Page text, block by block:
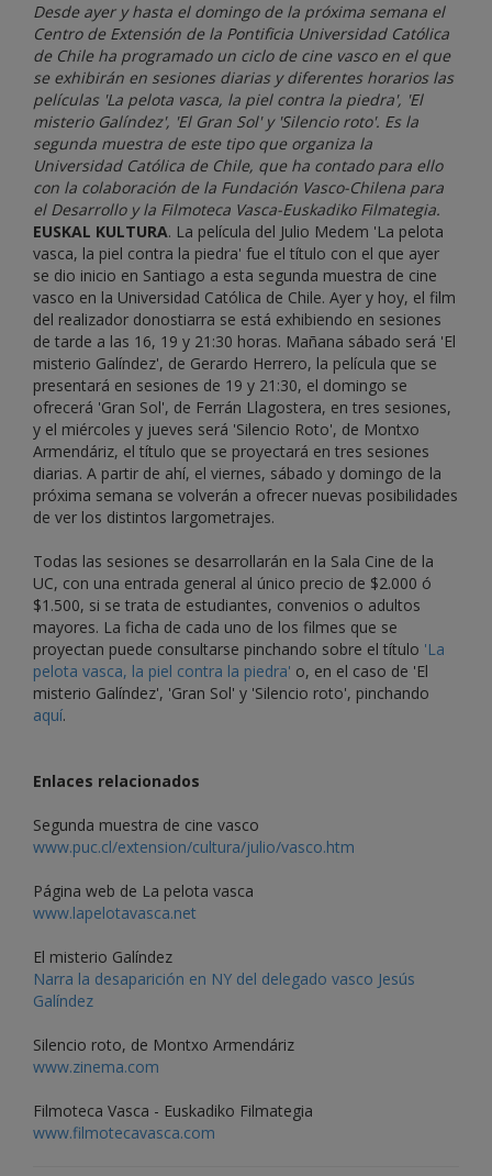
Desde ayer y hasta el domingo de la próxima semana el
Centro de Extensión de la Pontificia Universidad Católica
de Chile ha programado un ciclo de cine vasco en el que
se exhibirán en sesiones diarias y diferentes horarios las
películas 'La pelota vasca, la piel contra la piedra', 'El
misterio Galíndez', 'El Gran Sol' y 'Silencio roto'. Es la
segunda muestra de este tipo que organiza la
Universidad Católica de Chile, que ha contado para ello
con la colaboración de la Fundación Vasco-Chilena para
el Desarrollo y la Filmoteca Vasca-Euskadiko Filmategia.
EUSKAL KULTURA. La película del Julio Medem 'La pelota
vasca, la piel contra la piedra' fue el título con el que ayer
se dio inicio en Santiago a esta segunda muestra de cine
vasco en la Universidad Católica de Chile. Ayer y hoy, el film
del realizador donostiarra se está exhibiendo en sesiones
de tarde a las 16, 19 y 21:30 horas. Mañana sábado será 'El
misterio Galíndez', de Gerardo Herrero, la película que se
presentará en sesiones de 19 y 21:30, el domingo se
ofrecerá 'Gran Sol', de Ferrán Llagostera, en tres sesiones,
y el miércoles y jueves será 'Silencio Roto', de Montxo
Armendáriz, el título que se proyectará en tres sesiones
diarias. A partir de ahí, el viernes, sábado y domingo de la
próxima semana se volverán a ofrecer nuevas posibilidades
de ver los distintos largometrajes.
Todas las sesiones se desarrollarán en la Sala Cine de la
UC, con una entrada general al único precio de $2.000 ó
$1.500, si se trata de estudiantes, convenios o adultos
mayores. La ficha de cada uno de los filmes que se
proyectan puede consultarse pinchando sobre el título 'La
pelota vasca, la piel contra la piedra' o, en el caso de 'El
misterio Galíndez', 'Gran Sol' y 'Silencio roto', pinchando
aquí.
Enlaces relacionados
Segunda muestra de cine vasco
www.puc.cl/extension/cultura/julio/vasco.htm
Página web de La pelota vasca
www.lapelotavasca.net
El misterio Galíndez
Narra la desaparición en NY del delegado vasco Jesús
Galíndez
Silencio roto, de Montxo Armendáriz
www.zinema.com
Filmoteca Vasca - Euskadiko Filmategia
www.filmotecavasca.com